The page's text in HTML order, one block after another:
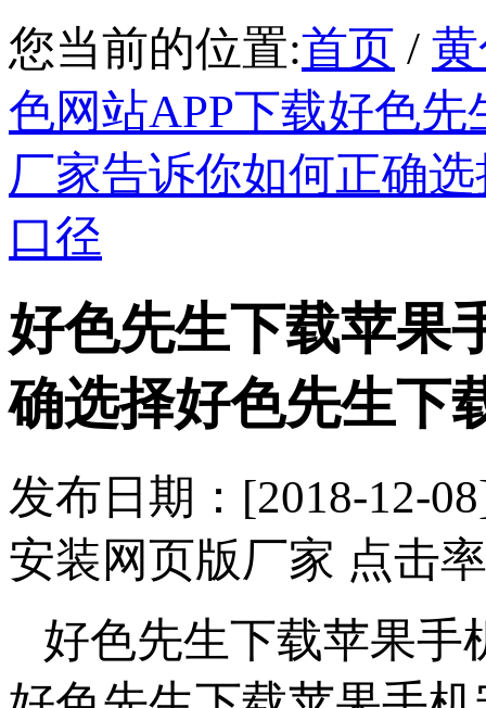
您当前的位置:首页 /
色网站APP下载好色先
厂家告诉你如何正确
口径
好色先生下载苹果
确选择好色先生下
发布日期：[2018-
安装网页版厂家 点击率
好色先生下载苹果手